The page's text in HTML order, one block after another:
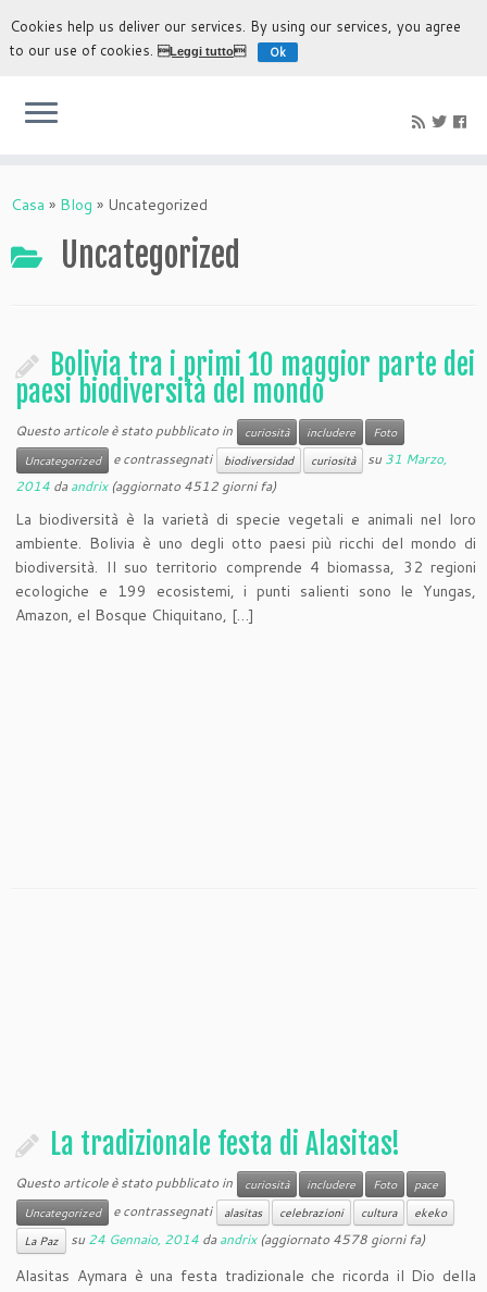
L'esperienza più autentica di scoprire Bolivia
Casa » Blog » Uncategorized
Uncategorized
Bolivia tra i primi 10 maggior parte dei
paesi biodiversità del mondo
Questo articole è stato pubblicato in curiosità includere
Foto
Uncategorized
e contrassegnati biodiversidad curiosità su31 Marzo,
2014 daandrix(aggiornato 4512 giorni fa)
La biodiversità è la varietà di specie vegetali e animali nel loro
ambiente. Bolivia è uno degli otto paesi più ricchi del mondo di
biodiversità. Il suo territorio comprende 4 biomassa, 32 regioni
ecologiche e 199 ecosistemi, i punti salienti sono le Yungas,
Amazon, el Bosque Chiquitano, […]
La tradizionale festa di Alasitas!
Questo articole è stato pubblicato in curiosità includere Foto
pace
Uncategorized
e contrassegnati alasitas celebrazioni cultura
ekeko
La Paz
su24 Gennaio, 2014 daandrix(aggiornato 4578 giorni fa)
Alasitas Aymara è una festa tradizionale che ricorda il Dio della
Cookies help us deliver our services. By using our services, you agree
to our use of cookies.Leggi tutto Ok